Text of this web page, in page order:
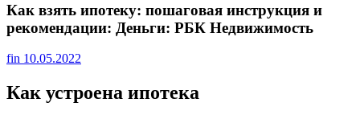
Как взять ипотеку: пошаговая инструкция и
рекомендации: Деньги: РБК Недвижимость
fin 10.05.2022
Как устроена ипотека